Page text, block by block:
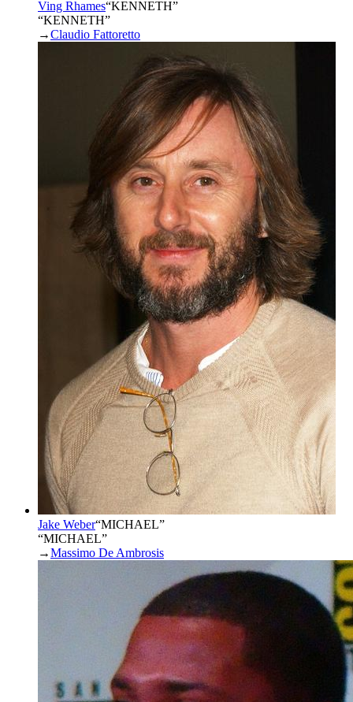
Ving Rhames“KENNETH”
“KENNETH”
→Claudio Fattoretto
Jake Weber“MICHAEL”
“MICHAEL”
→Massimo De Ambrosis